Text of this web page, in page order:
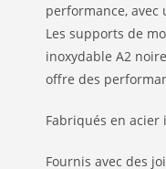
performance,
Les supports de
inoxydable A2
offre des
Fabriqués en
Fournis avec des